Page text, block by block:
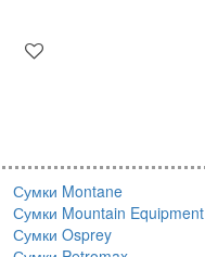
Сумки Montane
Сумки Mountain Equipment
Сумки Osprey